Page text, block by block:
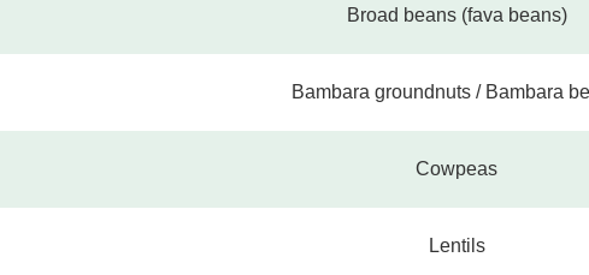
Broad beans (fava beans)
Bambara groundnuts / Bambara
Cowpeas
Lentils